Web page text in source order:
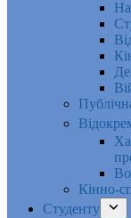
Кінно-
Студенту